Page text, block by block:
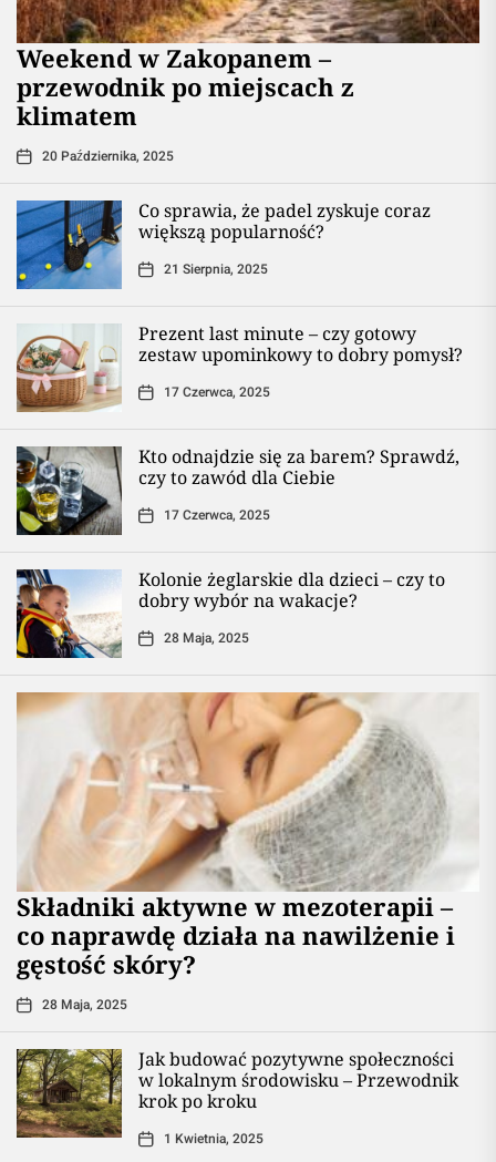
Weekend w Zakopanem –
przewodnik po miejscach z
klimatem
20 Października, 2025
Co sprawia, że padel zyskuje coraz
większą popularność?
21 Sierpnia, 2025
Prezent last minute – czy gotowy
zestaw upominkowy to dobry pomysł?
17 Czerwca, 2025
Kto odnajdzie się za barem? Sprawdź,
czy to zawód dla Ciebie
17 Czerwca, 2025
Kolonie żeglarskie dla dzieci – czy to
dobry wybór na wakacje?
28 Maja, 2025
Składniki aktywne w mezoterapii –
co naprawdę działa na nawilżenie i
gęstość skóry?
28 Maja, 2025
Jak budować pozytywne społeczności
w lokalnym środowisku – Przewodnik
krok po kroku
1 Kwietnia, 2025